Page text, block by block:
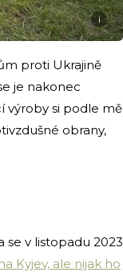
i
proti Ukrajině
je nakonec
výroby si podle mě
obrany,
se v listopadu 2023
Kyjev, ale nijak ho